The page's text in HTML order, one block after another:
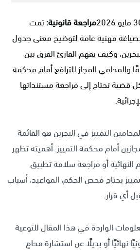
مراجعة قانونية:تمت
مهنية عامة لتوضيح معنى جدول
وكيف يفهم القارئ الفرق بين
والمحامي المجاز للترافع أمام محكمة
كل قضية تحتاج إلى مراجعة مستنداتها
التمييز في البحرين هو القائمة
أمام محكمة التمييز. أهميته تظهر
أو مراجعة سلامة تطبيق
يحتاج فحص الحكم، المواعيد، أسباب
أي قرار.
الواردة في هذا المقال للتوعية
نهائيًا أو بديلًا عن استشارة محامٍ